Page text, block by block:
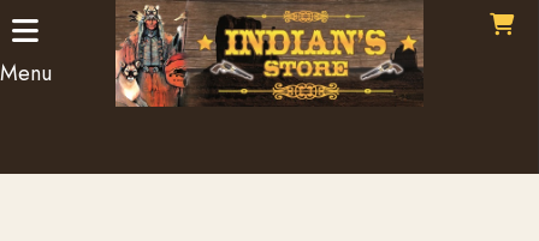
Menu
Panneau de gestion des cookies